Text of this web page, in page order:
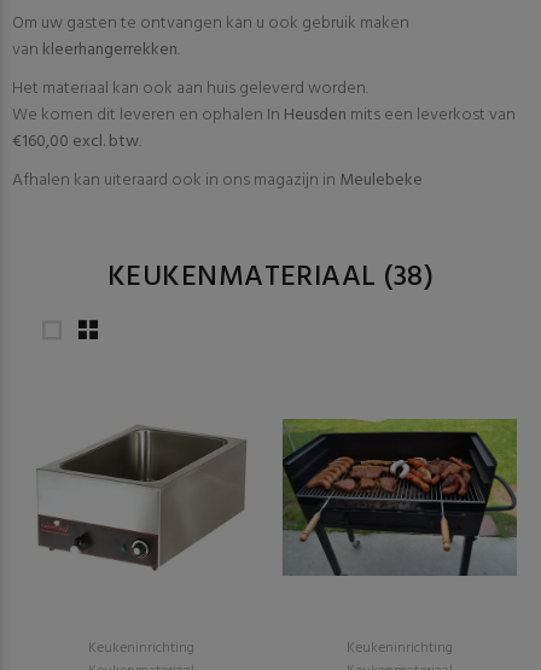
Om uw gasten te ontvangen kan u ook gebruik maken
van kleerhangerrekken.
Het materiaal kan ook aan huis geleverd worden.
We komen dit leveren en ophalen In Heusden mits een leverkost van
€160,00 excl. btw.
Afhalen kan uiteraard ook in ons magazijn in Meulebeke
KEUKENMATERIAAL (38)
Keukeninrichting
Keukeninrichting